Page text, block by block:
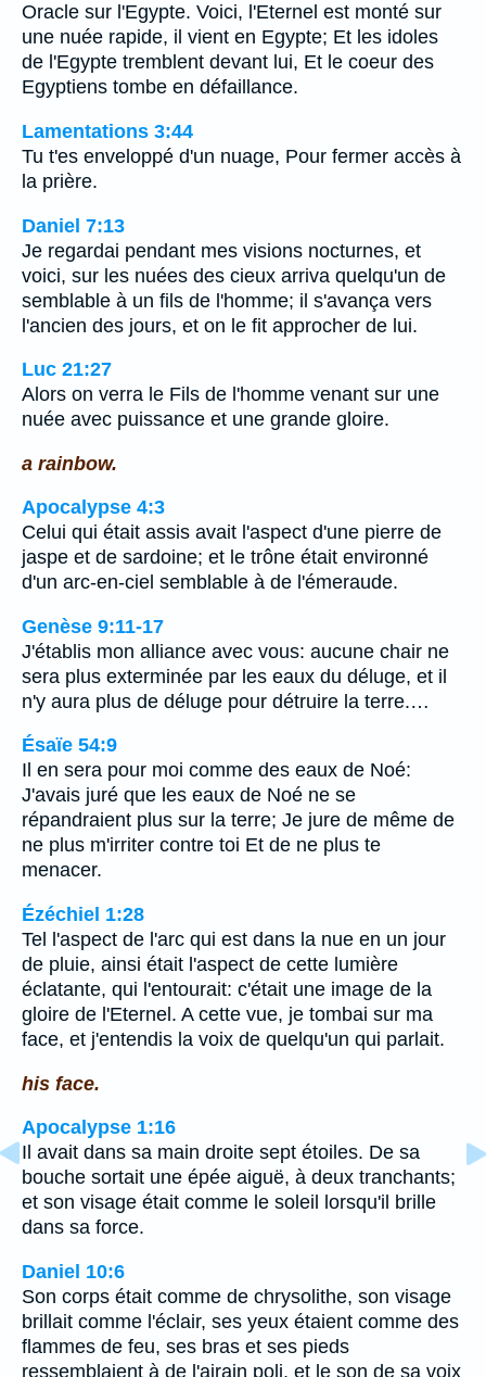
Oracle sur l'Egypte. Voici, l'Eternel est monté sur
une nuée rapide, il vient en Egypte; Et les idoles
de l'Egypte tremblent devant lui, Et le coeur des
Egyptiens tombe en défaillance.
Lamentations 3:44
Tu t'es enveloppé d'un nuage, Pour fermer accès à
la prière.
Daniel 7:13
Je regardai pendant mes visions nocturnes, et
voici, sur les nuées des cieux arriva quelqu'un de
semblable à un fils de l'homme; il s'avança vers
l'ancien des jours, et on le fit approcher de lui.
Luc 21:27
Alors on verra le Fils de l'homme venant sur une
nuée avec puissance et une grande gloire.
a rainbow.
Apocalypse 4:3
Celui qui était assis avait l'aspect d'une pierre de
jaspe et de sardoine; et le trône était environné
d'un arc-en-ciel semblable à de l'émeraude.
Genèse 9:11-17
J'établis mon alliance avec vous: aucune chair ne
sera plus exterminée par les eaux du déluge, et il
n'y aura plus de déluge pour détruire la terre.…
Ésaïe 54:9
Il en sera pour moi comme des eaux de Noé:
J'avais juré que les eaux de Noé ne se
répandraient plus sur la terre; Je jure de même de
ne plus m'irriter contre toi Et de ne plus te
menacer.
Ézéchiel 1:28
Tel l'aspect de l'arc qui est dans la nue en un jour
de pluie, ainsi était l'aspect de cette lumière
éclatante, qui l'entourait: c'était une image de la
gloire de l'Eternel. A cette vue, je tombai sur ma
face, et j'entendis la voix de quelqu'un qui parlait.
his face.
Apocalypse 1:16
Il avait dans sa main droite sept étoiles. De sa
bouche sortait une épée aiguë, à deux tranchants;
et son visage était comme le soleil lorsqu'il brille
dans sa force.
Daniel 10:6
Son corps était comme de chrysolithe, son visage
brillait comme l'éclair, ses yeux étaient comme des
flammes de feu, ses bras et ses pieds
ressemblaient à de l'airain poli, et le son de sa voix